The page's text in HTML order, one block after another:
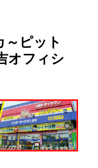
～ピット
オフィシ